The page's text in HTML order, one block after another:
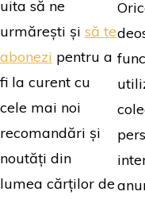
uita să ne
urmărești și să te
abonezi pentru a
fi la curent cu
cele mai noi
recomandări și
noutăți din
lumea cărților de